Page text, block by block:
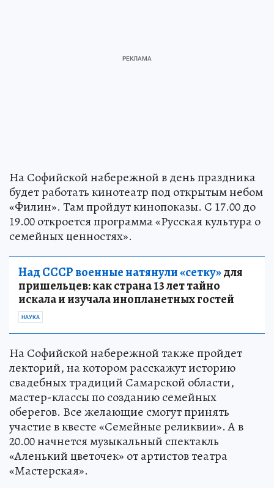
На Софийской набережной в день праздника
будет работать кинотеатр под открытым небом
«Филин». Там пройдут кинопоказы. С 17.00 до
19.00 откроется программа «Русская культура о
семейных ценностях».
Над СССР военные натянули «сетку»для
пришельцев: как страна 13 лет тайно
искала и изучала инопланетных гостей
НАУКА
На Софийской набережной также пройдет
лекторий, на котором расскажут историю
свадебных традиций Самарской области,
мастер-классы по созданию семейных
оберегов. Все желающие смогут принять
участие в квесте «Семейные реликвии». А в
20.00 начнется музыкальный спектакль
«Аленький цветочек» от артистов театра
«Мастерская».